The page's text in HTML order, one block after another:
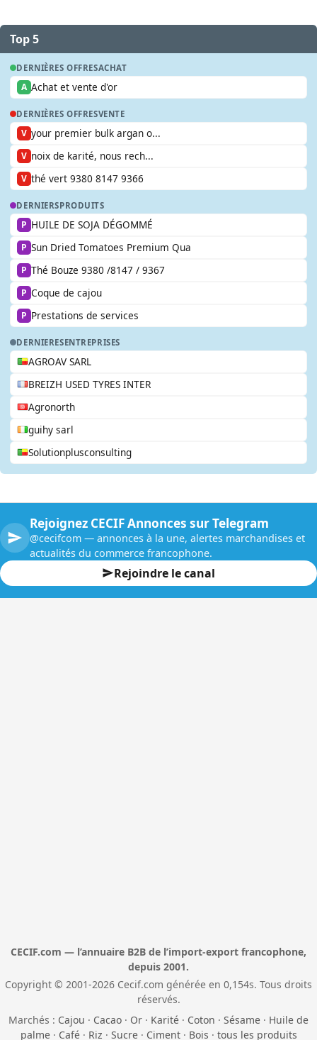
Top 5
DERNIÈRES OFFRESACHAT
A Achat et vente d'or
DERNIÈRES OFFRESVENTE
V your premier bulk argan o...
V noix de karité, nous rech...
V thé vert 9380 8147 9366
DERNIERSPRODUITS
P HUILE DE SOJA DÉGOMMÉ
P Sun Dried Tomatoes Premium Qua
P Thé Bouze 9380 /8147 / 9367
P Coque de cajou
P Prestations de services
DERNIERESENTREPRISES
AGROAV SARL
BREIZH USED TYRES INTER
Agronorth
guihy sarl
Solutionplusconsulting
Rejoignez CECIF Annonces sur Telegram
@cecifcom — annonces à la une, alertes marchandises et
actualités du commerce francophone.
Rejoindre le canal
CECIF.com — l’annuaire B2B de l’import-export francophone,
depuis 2001.
Copyright © 2001-2026 Cecif.com générée en 0,154s. Tous droits
réservés.
Marchés : Cajou · Cacao · Or · Karité · Coton · Sésame · Huile de
palme· Café· Riz · Sucre· Ciment· Bois · tous les produits